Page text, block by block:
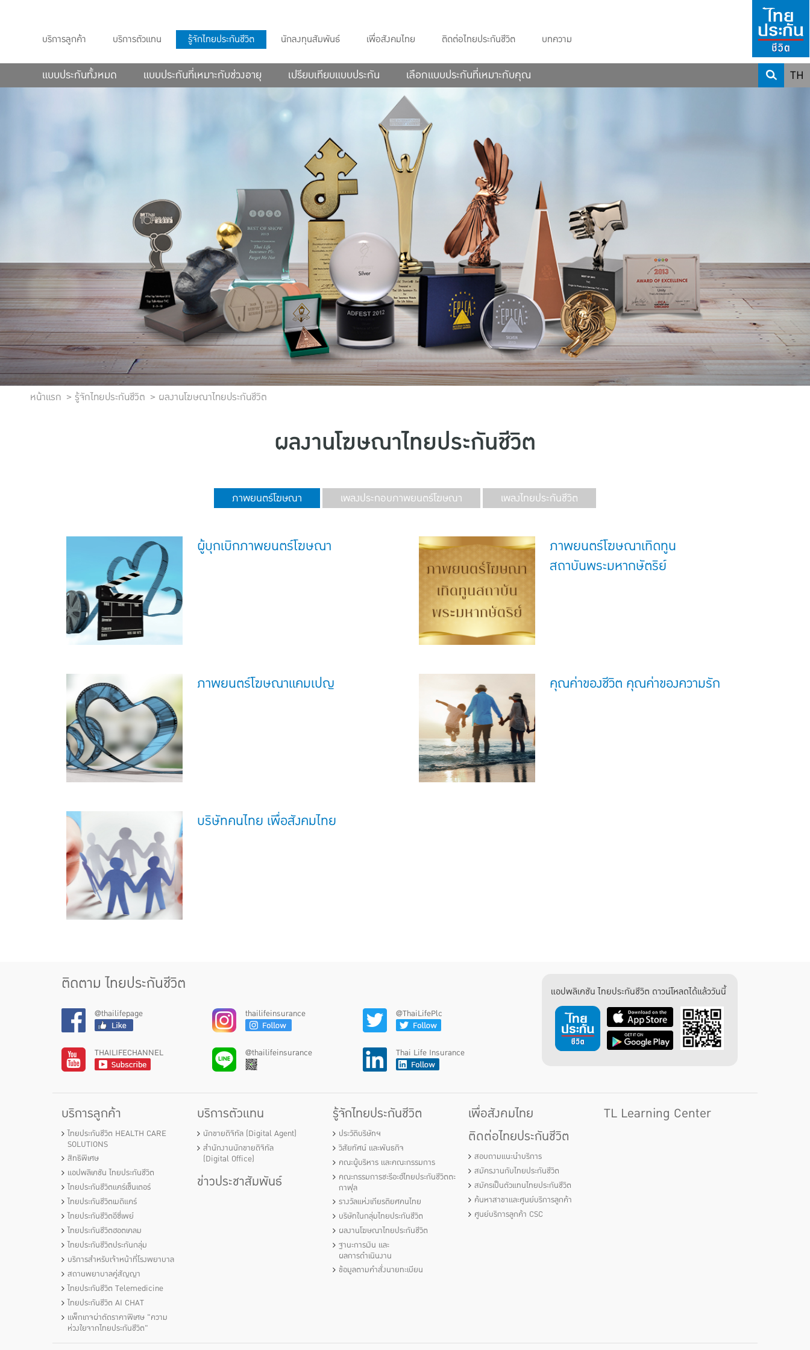
บริการลูกค้า บริการตัวแทน รู้จักไทยประกันชีวิต นักลงทุนสัมพันธ์ เพื่อสังคมไทย ติดต่อไทยประกันชีวิต บทความ
แบบประกันทั้งหมด แบบประกันที่เหมาะกับช่วงอายุ เปรียบเทียบแบบประกัน เลือกแบบประกันที่เหมาะกับคุณ TH
หน้าแรก รู้จักไทยประกันชีวิต ผลงานโฆษณาไทยประกันชีวิต
ผลงานโฆษณาไทยประกันชีวิต
ภาพยนตร์โฆษณา เพลงประกอบภาพยนตร์โฆษณา เพลงไทยประกันชีวิต
ผู้บุกเบิกภาพยนตร์โฆษณา
ภาพยนตร์โฆษณาเทิดทูน
สถาบันพระมหากษัตริย์
ภาพยนตร์โฆษณาแคมเปญ คุณค่าของชีวิต คุณค่าของความรัก
บริษัทคนไทย เพื่อสังคมไทย
ติดตาม ไทยประกันชีวิต
@thailifepage thailifeinsurance @ThaiLifePlc
THAILIFECHANNEL @thailifeinsurance Thai Life Insurance
แอปพลิเคชัน ไทยประกันชีวิต ดาวน์โหลดได้แล้ววันนี้
บริการลูกค้า
ไทยประกันชีวิต HEALTH CARE
SOLUTIONS
สิทธิพิเศษ
แอปพลิเคชัน ไทยประกันชีวิต
ไทยประกันชีวิตแคร์เซ็นเตอร์
ไทยประกันชีวิตเมดิแคร์
ไทยประกันชีวิตอีซี่เพย์
ไทยประกันชีวิตฮอตเคลม
ไทยประกันชีวิตประกันกลุ่ม
บริการสำหรับเจ้าหน้าที่โรงพยาบาล
สถานพยาบาลคู่สัญญา
ไทยประกันชีวิต Telemedicine
ไทยประกันชีวิต AI CHAT
แพ็กเกจผ่าตัดราคาพิเศษ "ความ
ห่วงใยจากไทยประกันชีวิต"
บริการตัวแทน
นักขายดิจิทัล (Digital Agent)
สำนักงานนักขายดิจิทัล
(Digital Office)
ข่าวประชาสัมพันธ์
รู้จักไทยประกันชีวิต
ประวัติบริษัทฯ
วิสัยทัศน์ และพันธกิจ
คณะผู้บริหาร และคณะกรรมการ
คณะกรรมการชะรีอะฮ์ไทยประกันชีวิตตะ
กาฟุล
รางวัลแห่งเกียรติยศคนไทย
บริษัทในกลุ่มไทยประกันชีวิต
ผลงานโฆษณาไทยประกันชีวิต
ฐานะการเงิน และ
ผลการดำเนินงาน
ข้อมูลตามคำสั่งนายทะเบียน
เพื่อสังคมไทย
ติดต่อไทยประกันชีวิต
สอบถามแนะนำบริการ
สมัครงานกับไทยประกันชีวิต
สมัครเป็นตัวแทนไทยประกันชีวิต
ค้นหาสาขาและศูนย์บริการลูกค้า
ศูนย์บริการลูกค้า CSC
TL Learning Center